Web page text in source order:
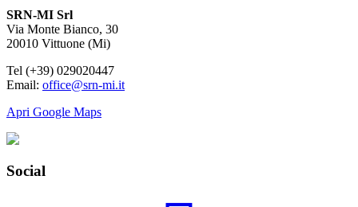
SRN-MI Srl
Via Monte Bianco, 30
20010 Vittuone (Mi)
Tel (+39) 029020447
Email: office@srn-mi.it
Apri Google Maps
Social